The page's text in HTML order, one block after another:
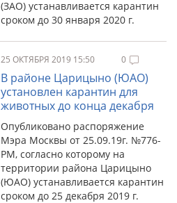
(ЗАО) устанавливается карантин
сроком до 30 января 2020 г.
25 ОКТЯБРЯ 2019 15:50 0
В районе Царицыно (ЮАО)
установлен карантин для
животных до конца декабря
Опубликовано распоряжение
Мэра Москвы от 25.09.19г. №776-
РМ, согласно которому на
территории района Царицыно
(ЮАО) устанавливается карантин
сроком до 25 декабря 2019 г.